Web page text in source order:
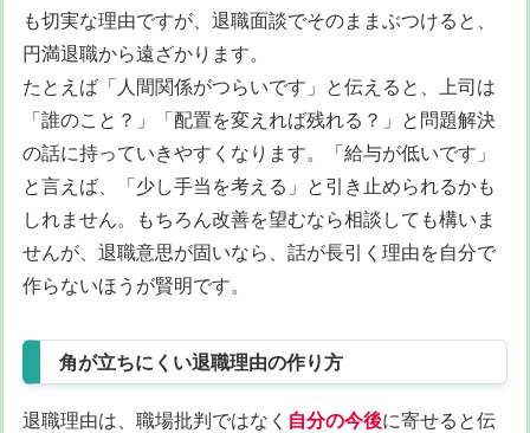
も切実な理由ですが、退職面談でそのままぶつけると、
円満退職から遠ざかります。
たとえば「人間関係がつらいです」と伝えると、上司は
「誰のこと？」「配置を変えれば残れる？」と問題解決
の話に持っていきやすくなります。「給与が低いです」
と言えば、「少し手当を考える」と引き止められるかも
しれません。もちろん改善を望むなら相談しても構いま
せんが、退職意思が固いなら、話が長引く理由を自分で
作らないほうが賢明です。
角が立ちにくい退職理由の作り方
退職理由は、職場批判ではなく 自分の今後に寄せると伝